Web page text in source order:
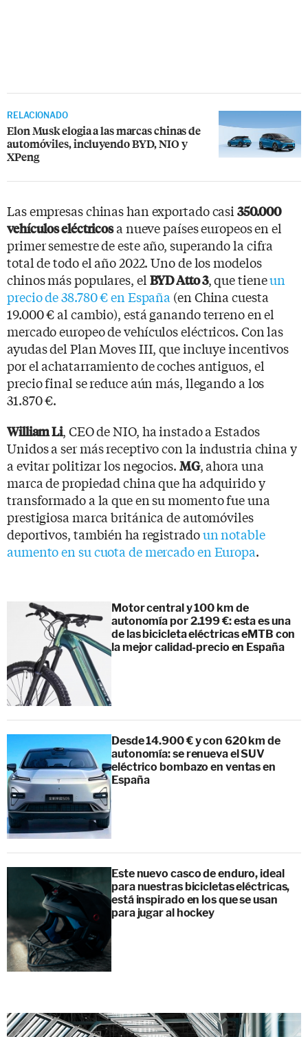
RELACIONADO
Elon Musk elogia a las marcas chinas de
automóviles, incluyendo BYD, NIO y
XPeng
Las empresas chinas han exportado casi350.000
vehículos eléctricosa nueve países europeos en el
primer semestre de este año, superando la cifra
total de todo el año 2022. Uno de los modelos
chinos más populares, el BYD Atto 3, que tieneun
precio de 38.780 € en España (en China cuesta
19.000 € al cambio), está ganando terreno en el
mercado europeo de vehículos eléctricos. Con las
ayudas del Plan Moves III, que incluye incentivos
por el achatarramiento de coches antiguos, el
precio final se reduce aún más, llegando a los
31.870 €.
William Li, CEO de NIO, ha instado a Estados
Unidos a ser más receptivo con la industria china y
a evitar politizar los negocios. MG, ahora una
marca de propiedad china que ha adquirido y
transformado a la que en su momento fue una
prestigiosa marca británica de automóviles
deportivos, también ha registradoun notable
aumento en su cuota de mercado en Europa.
Motor central y 100 km de
autonomía por 2.199 €: esta es una
de las bicicleta eléctricas eMTB con
la mejor calidad-precio en España
Desde 14.900 € y con 620 km de
autonomía: se renueva el SUV
eléctrico bombazo en ventas en
España
Este nuevo casco de enduro, ideal
para nuestras bicicletas eléctricas,
está inspirado en los que se usan
para jugar al hockey